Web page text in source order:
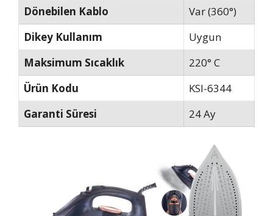
Dönebilen Kablo
Var (360°)
Dikey Kullanım
Uygun
Maksimum Sıcaklık
220° C
Ürün Kodu
KSI-6344
Garanti Süresi
24 Ay